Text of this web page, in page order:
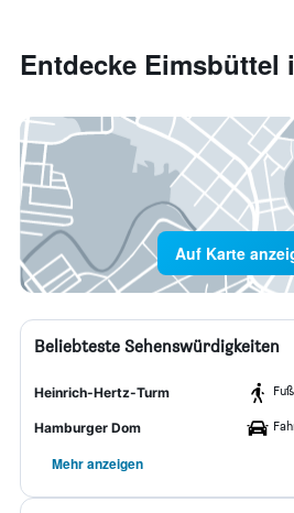
Entdecke Eimsbüttel
Auf Karte
Beliebteste Sehenswürdigkeiten
Heinrich-Hertz-Turm
Hamburger Dom
Mehr anzeigen